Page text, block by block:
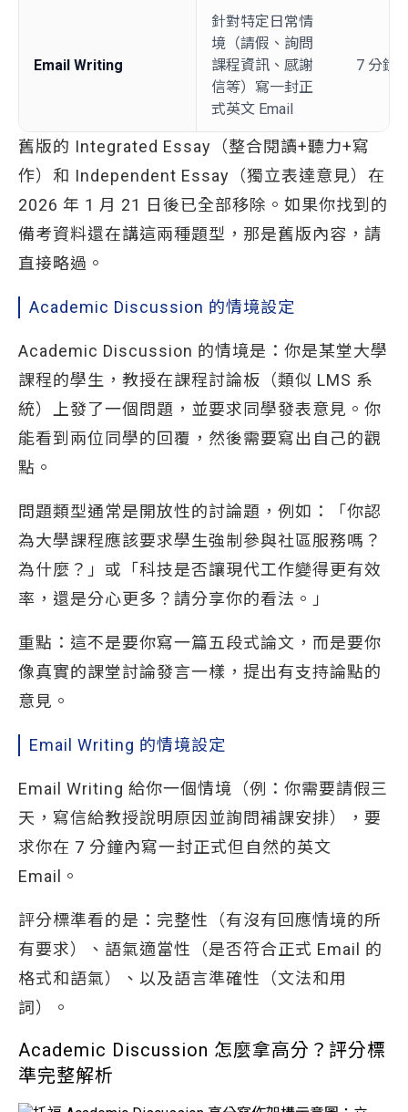
Email Writing
針對特定日常情
境（請假、詢問
課程資訊、感謝
信等）寫一封正
式英文 Email
7 分鐘
舊版的 Integrated Essay（整合閱讀+聽力+寫
作）和 Independent Essay（獨立表達意見）在
2026 年 1 月 21 日後已全部移除。如果你找到的
備考資料還在講這兩種題型，那是舊版內容，請
直接略過。
Academic Discussion 的情境設定
Academic Discussion 的情境是：你是某堂大學
課程的學生，教授在課程討論板（類似 LMS 系
統）上發了一個問題，並要求同學發表意見。你
能看到兩位同學的回覆，然後需要寫出自己的觀
點。
問題類型通常是開放性的討論題，例如：「你認
為大學課程應該要求學生強制參與社區服務嗎？
為什麼？」或「科技是否讓現代工作變得更有效
率，還是分心更多？請分享你的看法。」
重點：這不是要你寫一篇五段式論文，而是要你
像真實的課堂討論發言一樣，提出有支持論點的
意見。
Email Writing 的情境設定
Email Writing 給你一個情境（例：你需要請假三
天，寫信給教授說明原因並詢問補課安排），要
求你在 7 分鐘內寫一封正式但自然的英文
Email。
評分標準看的是：完整性（有沒有回應情境的所
有要求）、語氣適當性（是否符合正式 Email 的
格式和語氣）、以及語言準確性（文法和用
詞）。
Academic Discussion 怎麼拿高分？評分標
準完整解析